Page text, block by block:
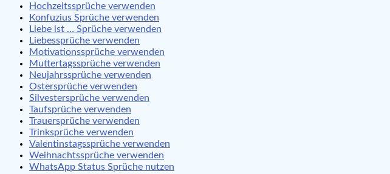
Hochzeitssprüche verwenden
Konfuzius Sprüche verwenden
Liebe ist … Sprüche verwenden
Liebessprüche verwenden
Motivationssprüche verwenden
Muttertagssprüche verwenden
Neujahrssprüche verwenden
Ostersprüche verwenden
Silvestersprüche verwenden
Taufsprüche verwenden
Trauersprüche verwenden
Trinksprüche verwenden
Valentinstagssprüche verwenden
Weihnachtssprüche verwenden
WhatsApp Status Sprüche nutzen